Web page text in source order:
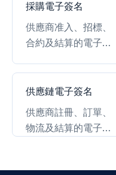
採購電子簽名
供應商准入、招標、
合約及結算的電子簽
供應鏈電子簽名
供應商註冊、訂單、
物流及結算的電子簽